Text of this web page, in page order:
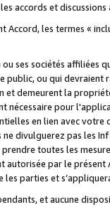
accords et discussions
Accord, les termes «
ses sociétés affiliées
public, ou qui
et demeurent la
nécessaire pour
en lien avec
divulguerez pas les
toutes les
autorisée par le
parties et
et aucune